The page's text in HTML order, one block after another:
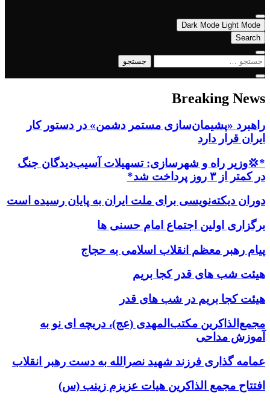
Dark Mode Light Mode
Search
جستجو
Breaking News
راهبرد «پشیمان‌سازی مستمر دشمن» در دستور کار
ایران قرار دارد
*💢وزیر راه و شهرسازی: تسهیلات آسیب‌دیدگان جنگ
در کمتر از ۳ روز پرداخت شد*
دوران دیکته‌نویسی برای ملت ایران به پایان رسیده است
برگزاری اولین اجتماع امام حسنی ها
پیام رهبر معظم انقلاب اسلامی به حجاج
هیئت شب های قدر کجا بریم
هیئت کجا بریم در شب های قدر
مجمع‌الذاکرین مکتب‌المهدی (عج)، دریچه ای نو به
آموزش مداحی
عمامه گذاری فرزند شهید نصرالله به دست رهبر انقلاب
افتتاح مجمع الذاکرین هیات عزیزم زینب (س)